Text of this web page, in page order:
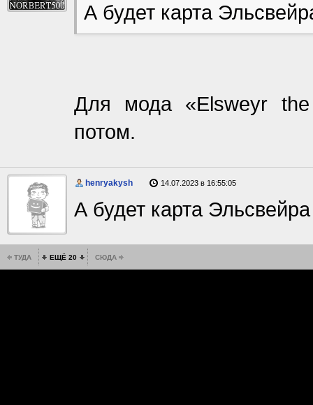
А будет карта
Для мода «Elsweyr
потом.
henryakysh 14.07.2023 в 16:55:05
А будет карта
ТУДА ЕЩЁ 20 СЮДА